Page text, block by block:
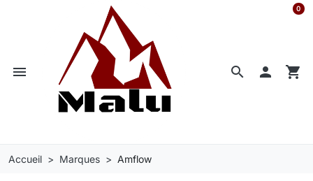
menu   shopping_cart
0
Accueil Marques Amflow